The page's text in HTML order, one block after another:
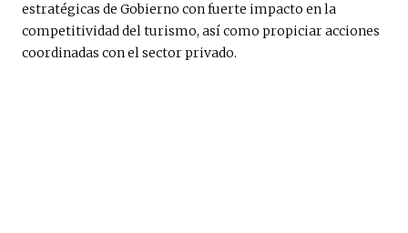
estratégicas de Gobierno con fuerte impacto en la
competitividad del turismo, así como propiciar acciones
coordinadas con el sector privado.